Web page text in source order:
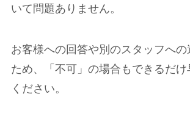
いて問題ありません。
お客様への回答や別のスタッフへ
ため、「不可」の場合もできるだけ
ください。